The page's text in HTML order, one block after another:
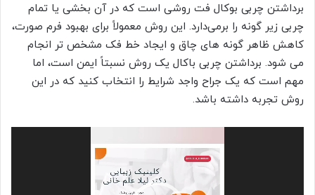
برداشتن چربی بوکال فت روشی است که در آن بخشی یا تمام
چربی زیر گونه را برمی‌دارد. این روش معمولاً برای بهبود فرم صورت،
کاهش ظاهر گونه های چاق و ایجاد خط فک مشخص تر انجام
می شود. برداشتن چربی باکال یک روش نسبتاً ایمن است، اما
مهم است که یک جراح واجد شرایط را انتخاب کنید که در این
روش تجربه داشته باشد.